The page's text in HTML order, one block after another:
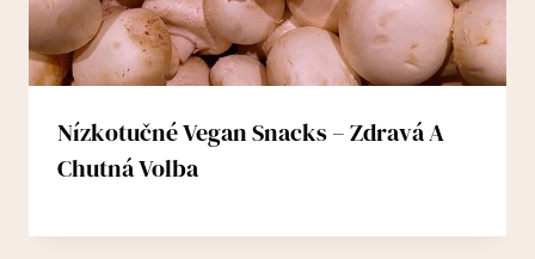
Nízkotučné Vegan Snacks – Zdravá A
Chutná Volba